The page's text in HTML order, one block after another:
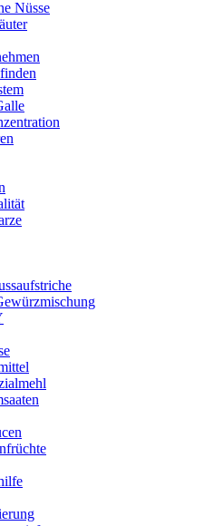
Nüsse